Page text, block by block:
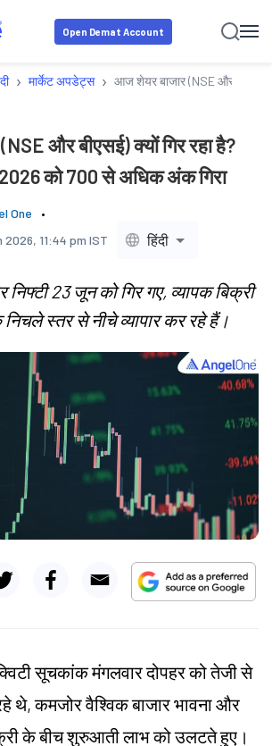
Open Demat Account
› मार्केट अपडेट्स › आज शेयर बाजार (NSE और
और बीएसई) क्यों गिर रहा है?
को 700 से अधिक अंक गिरा
One
2026, 11:44 pm IST हिंदी
23 जून को गिर गए, व्यापक बिक्री
स्तर से नीचे व्यापार कर रहे हैं।
सूचकांक मंगलवार दोपहर को तेजी से
थे, कमजोर वैश्विक बाजार भावना और
के बीच शुरुआती लाभ को उलटते हुए।